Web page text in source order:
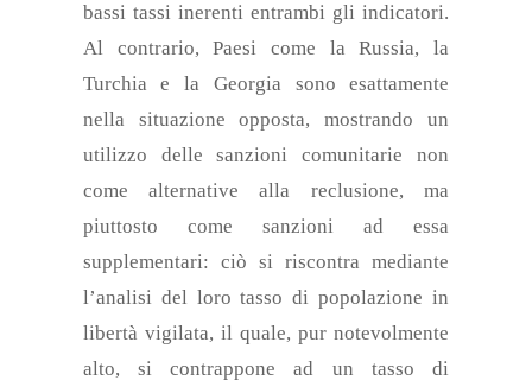
bassi tassi inerenti entrambi gli indicatori.
Al contrario, Paesi come la Russia, la
Turchia e la Georgia sono esattamente
nella situazione opposta, mostrando un
utilizzo delle sanzioni comunitarie non
come alternative alla reclusione, ma
piuttosto come sanzioni ad essa
supplementari: ciò si riscontra mediante
l’analisi del loro tasso di popolazione in
libertà vigilata, il quale, pur notevolmente
alto, si contrappone ad un tasso di